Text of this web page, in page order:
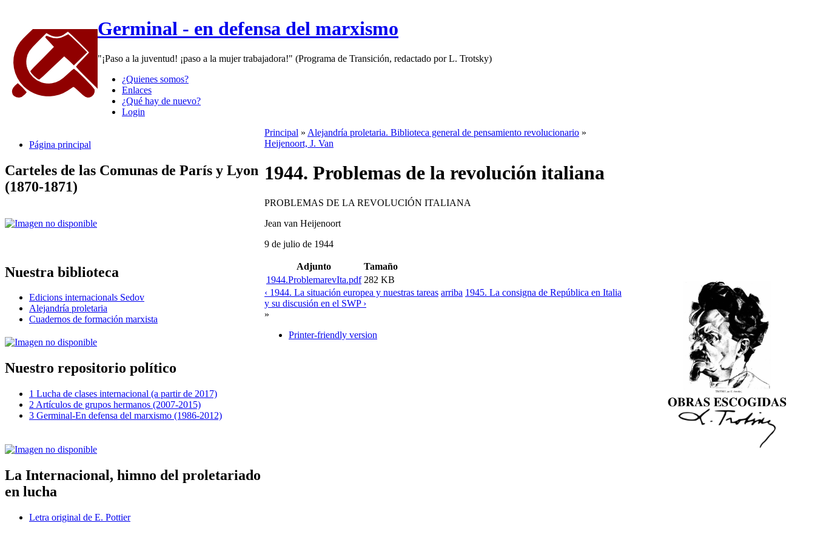
Germinal - en defensa del marxismo
"¡Paso a la juventud! ¡paso a la mujer trabajadora!" (Programa de Transición, redactado por L. Trotsky)
¿Quienes somos?
Enlaces
¿Qué hay de nuevo?
Login
Página principal
Carteles de las Comunas de París y Lyon
(1870-1871)
Nuestra biblioteca
Edicions internacionals Sedov
Alejandría proletaria
Cuadernos de formación marxista
Nuestro repositorio político
1 Lucha de clases internacional (a partir de 2017)
2 Artículos de grupos hermanos (2007-2015)
3 Germinal-En defensa del marxismo (1986-2012)
La Internacional, himno del proletariado
en lucha
Letra original de E. Pottier
Principal » Alejandría proletaria. Biblioteca general de pensamiento revolucionario »
Heijenoort, J. Van
1944. Problemas de la revolución italiana
PROBLEMAS DE LA REVOLUCIÓN ITALIANA
Jean van Heijenoort
9 de julio de 1944
Adjunto
Tamaño
1944.ProblemarevIta.pdf 282 KB
‹ 1944. La situación europea y nuestras tareas arriba 1945. La consigna de República en Italia
y su discusión en el SWP ›
»
Printer-friendly version